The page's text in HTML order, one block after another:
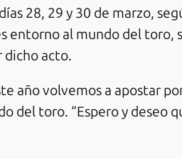
28, 29 y 30 de marzo,
entorno al mundo del toro,
dicho acto.
año volvemos a apostar
del toro. “Espero y deseo